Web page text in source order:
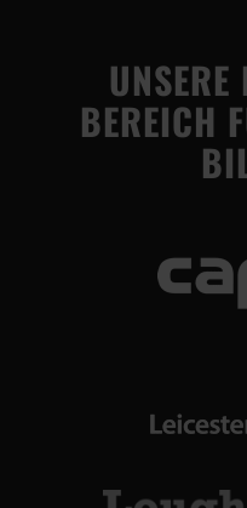
BEREICH